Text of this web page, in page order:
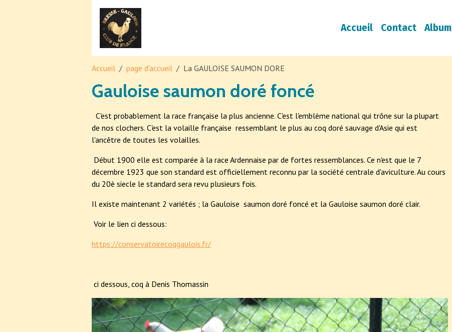
Accueil Contact Album
Accueil page d'accueil La GAULOISE SAUMON DORE
Gauloise saumon doré foncé
C'est probablement la race française la plus ancienne. C'est l'emblème national qui trône sur la plupart
de nos clochers. C'est la volaille française ressemblant le plus au coq doré sauvage d'Asie qui est
l'ancêtre de toutes les volailles.
Début 1900 elle est comparée à la race Ardennaise par de fortes ressemblances. Ce n'est que le 7
décembre 1923 que son standard est officiellement reconnu par la société centrale d'aviculture. Au cours
du 20è siecle le standard sera revu plusieurs fois.
Il existe maintenant 2 variétés ; la Gauloise saumon doré foncé et la Gauloise saumon doré clair.
Voir le lien ci dessous:
https://conservatoirecoqgaulois.fr/
ci dessous, coq à Denis Thomassin